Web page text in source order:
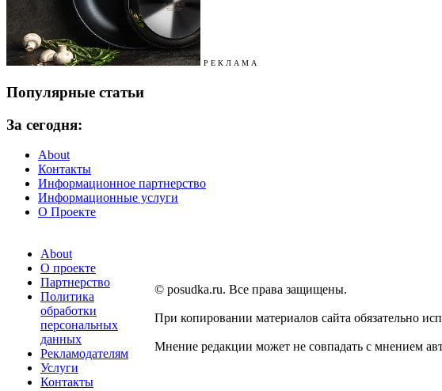
Р Е К Л А М А
Популярные статьи
За сегодня:
About
Контакты
Информационное партнерство
Информационные услуги
О Проекте
About
О проекте
Партнерство
Политика
обработки
персональных
данных
Рекламодателям
Услуги
Контакты
© posudka.ru. Все права защищены.
При копировании материалов сайта обязательно
Мнение редакции может не совпадать с мнением